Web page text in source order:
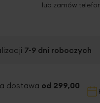
lub zamów
7-9 dni roboczych
dostawa od 299,00